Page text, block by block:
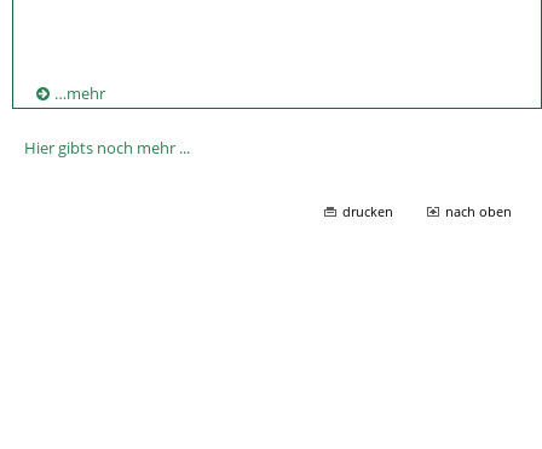
…mehr
Hier gibts noch mehr ...
drucken nach oben